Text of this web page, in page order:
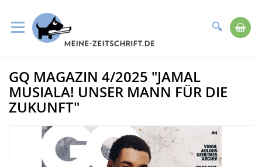
Suche
zum
Inhalt
Zum
Ende
der
Bildergalerie
GQ MAGAZIN 4/2025 "JAMAL
MUSIALA! UNSER MANN FÜR DIE
ZUKUNFT"